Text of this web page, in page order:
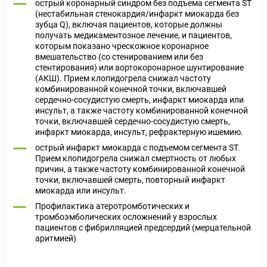
острый коронарный синдром без подъема сегмента ST
(нестабильная стенокардия/инфаркт миокарда без
зубца Q), включая пациентов, которые должны
получать медикаментозное лечение, и пациентов,
которым показано чрескожное коронарное
вмешательство (со стенированием или без
стентирования) или аортокоронарное шунтирование
(АКШ). Прием клопидогрела снижал частоту
комбинированной конечной точки, включавшей
сердечно-сосудистую смерть, инфаркт миокарда или
инсульт, а также частоту комбинированной конечной
точки, включавшей сердечно-сосудистую смерть,
инфаркт миокарда, инсульт, рефрактерную ишемию.
острый инфаркт миокарда с подъемом сегмента ST.
Прием клопидогрела снижал смертность от любых
причин, а также частоту комбинированной конечной
точки, включавшей смерть, повторный инфаркт
миокарда или инсульт.
Профилактика атеротромботических и
тромбоэмболических осложнений у взрослых
пациентов с фибрилляцией предсердий (мерцательной
аритмией)